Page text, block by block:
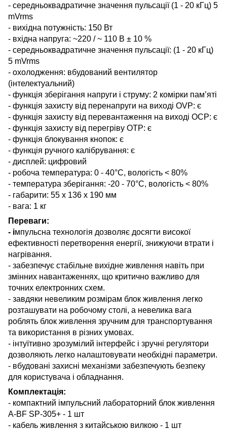
- середньоквадратичне значення пульсації (1 - 20 кГц) 5
mVrms
- вихідна потужність: 150 Вт
- вхідна напруга: ~220 / ~ 110 В ± 10 %
- середньоквадратичне значення пульсації: (1 - 20 кГц)
5 mVrms
- охолодження: вбудований вентилятор
(інтелектуальний)
- функція зберігання напруги і струму: 2 комірки пам’яті
- функція захисту від перенапруги на виході OVP: є
- функція захисту від перевантаження на виході OCP: є
- функція захисту від перегріву OTP: є
- функція блокування кнопок: є
- функція ручного калібрування: є
- дисплей: цифровий
- робоча температура: 0 - 40°С, вологість < 80%
- температура зберігання: -20 - 70°С, вологість < 80%
- габарити: 55 х 136 х 190 мм
- вага: 1 кг
Переваги:
- імпульсна технологія дозволяє досягти високої
ефективності перетворення енергії, знижуючи втрати і
нагрівання.
- забезпечує стабільне вихідне живлення навіть при
змінних навантаженнях, що критично важливо для
точних електронних схем.
- завдяки невеликим розмірам блок живлення легко
розташувати на робочому столі, а невелика вага
роблять блок живлення зручним для транспортування
та використання в різних умовах.
- інтуїтивно зрозумілий інтерфейс і зручні регулятори
дозволяють легко налаштовувати необхідні параметри.
- вбудовані захисні механізми забезпечують безпеку
для користувача і обладнання.
Комплектація:
- компактний імпульсний лабораторний блок живлення
A-BF SP-305+ - 1 шт
- кабель живлення з китайською вилкою - 1 шт